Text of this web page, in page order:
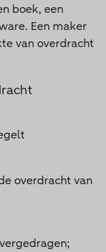
boek, een
Een maker
van overdracht
overdracht van